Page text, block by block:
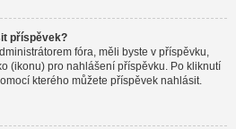
příspěvek?
fóra, měli byste v příspěvku,
(ikonu) pro nahlášení příspěvku. Po kliknutí
kterého můžete příspěvek nahlásit.